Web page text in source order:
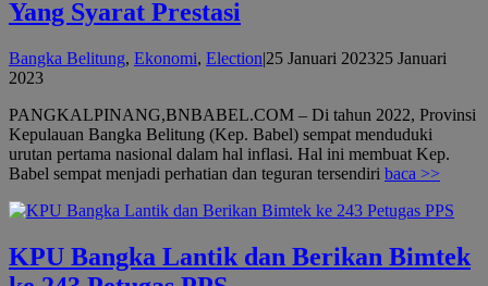
Yang Syarat Prestasi
Bangka Belitung, Ekonomi, Election|25 Januari 202325 Januari
2023oleh
PANGKALPINANG,BNBABEL.COM – Di tahun 2022, Provinsi
Kepulauan Bangka Belitung (Kep. Babel) sempat menduduki
urutan pertama nasional dalam hal inflasi. Hal ini membuat Kep.
Babel sempat menjadi perhatian dan teguran tersendiri baca >>
KPU Bangka Lantik dan Berikan Bimtek